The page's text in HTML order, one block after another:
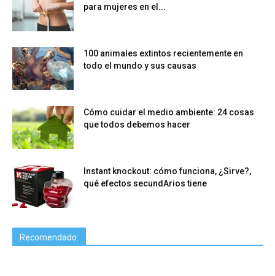
para mujeres en el...
100 animales extintos recientemente en
todo el mundo y sus causas
Cómo cuidar el medio ambiente: 24 cosas
que todos debemos hacer
Instant knockout: cómo funciona, ¿Sirve?,
qué efectos secundArios tiene
Recomendado: